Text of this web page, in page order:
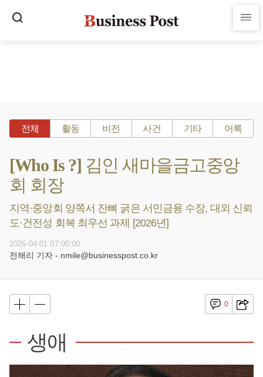
전체 활동 비전 사건 기타 어록
[Who Is ?] 김인 새마을금고중앙
회 회장
지역·중앙회 양쪽서 잔뼈 굵은 서민금융 수장, 대외 신뢰
도·건전성 회복 최우선 과제 [2026년]
2026-04-01 07:00:00
전해리 기자 - nmile@businesspost.co.kr
0
생애